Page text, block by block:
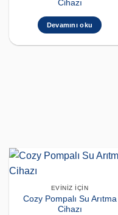
Cihazı
Devamını oku
EVINIZ İÇIN
Cozy Pompalı Su Arıtma
Cihazı